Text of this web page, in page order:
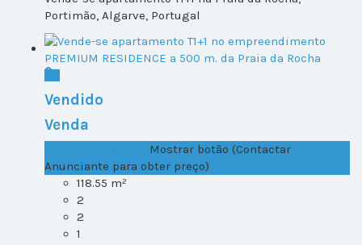
Portimão, Algarve, Portugal
Vendido
Venda
Mostrar botão (Contactar
Anunciante para obter preço)
118.55 m²
2
2
1